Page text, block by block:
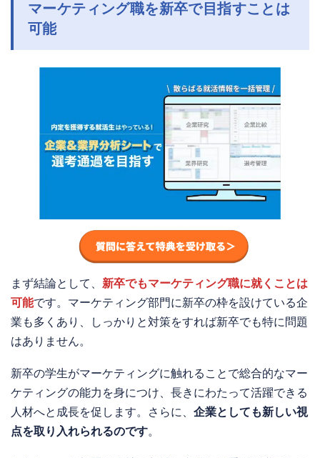
マーケティング職を新卒で目指すことは
可能
まず結論として、 新卒でもマーケティング職に就くことは
可能です。マーケティング部門に新卒の枠を設けている企
業も多くあり、しっかりと対策をすれば新卒でも特に問題
はありません。
新卒の学生がマーケティングに触れることで総合的なマー
ケティングの能力を身につけ、長きにわたって活躍できる
人材へと成長を促します。さらに、 企業としても新しい視
点を取り入れられるのです。